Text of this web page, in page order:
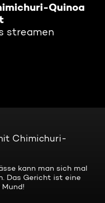
Quinoa
streamen
Chimichuri-
kann man sich mal
Das Gericht ist eine